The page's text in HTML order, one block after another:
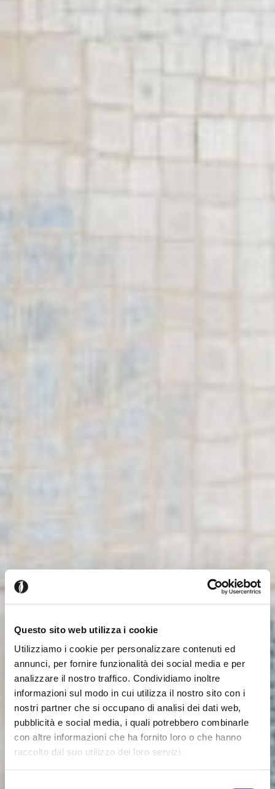
Questo sito web utilizza i cookie
Utilizziamo i cookie per personalizzare contenuti ed
annunci, per fornire funzionalità dei social media e per
analizzare il nostro traffico. Condividiamo inoltre
informazioni sul modo in cui utilizza il nostro sito con i
nostri partner che si occupano di analisi dei dati web,
pubblicità e social media, i quali potrebbero combinarle
con altre informazioni che ha fornito loro o che hanno
raccolto dal suo utilizzo dei loro servizi.
Seems like you’re browsing from Close